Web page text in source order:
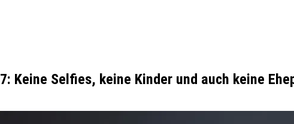
Keine Selfies, keine Kinder und auch keine